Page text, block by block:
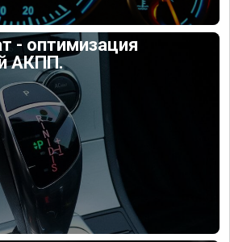
- оптимизация
АКПП.